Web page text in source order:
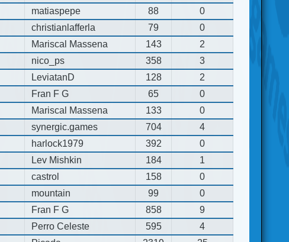
matiaspepe 88
0
christianlafferla 79
0
Mariscal Massena 143
2
nico_ps 358
3
LeviatanD 128
2
Fran F G 65
0
Mariscal Massena 133
0
synergic.games 704
4
harlock1979 392
0
Lev Mishkin 184
1
castrol 158
0
mountain 99
0
Fran F G 858
9
Perro Celeste 595
4